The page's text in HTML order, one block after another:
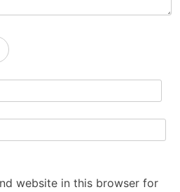
website in this browser for